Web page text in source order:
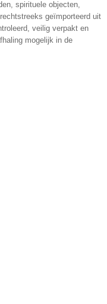
spirituele objecten,
geïmporteerd uit
veilig verpakt en
mogelijk in de